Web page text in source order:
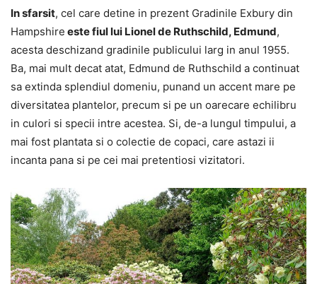
In sfarsit, cel care detine in prezent Gradinile Exbury din
Hampshire este fiul lui Lionel de Ruthschild, Edmund,
acesta deschizand gradinile publicului larg in anul 1955.
Ba, mai mult decat atat, Edmund de Ruthschild a continuat
sa extinda splendiul domeniu, punand un accent mare pe
diversitatea plantelor, precum si pe un oarecare echilibru
in culori si specii intre acestea. Si, de-a lungul timpului, a
mai fost plantata si o colectie de copaci, care astazi ii
incanta pana si pe cei mai pretentiosi vizitatori.